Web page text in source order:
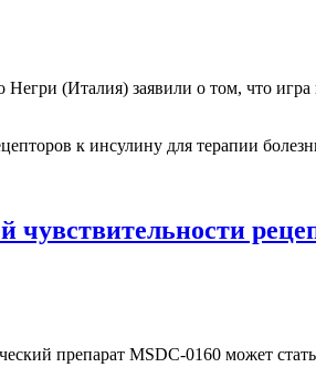
(Италия) заявили о том, что
чувствительности
препарат MSDC-0160 может